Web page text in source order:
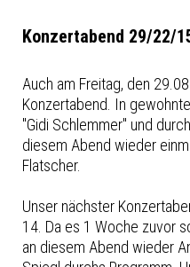
Konzertabend 29/22/
Auch am Freitag, den
Konzertabend. In
"Gidi Schlemmer" und
diesem Abend wieder
Flatscher.
Unser nächster
14. Da es 1 Woche zuvor
an diesem Abend wieder